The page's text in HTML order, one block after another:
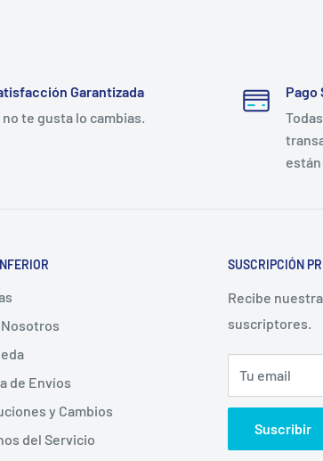
Garantizada
no te gusta lo cambias.
Pago
de Envíos
y Cambios
del Servicio
SUSCRIPCIÓN
Recibe
suscriptores.
Tu email
Suscribir